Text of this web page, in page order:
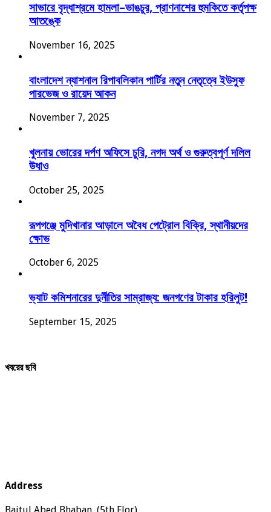
সাভারে বৃদ্ধাশ্রমে হামলা–ভাঙচুর, প্রাণনাশের হুমকিতে কর্তৃপক্ষ
আতঙ্কে
November 16, 2025
বাংলাদেশ ন্যাশনাল রিপাবলিকান পার্টির নতুন নেতৃত্বে ইউসুফ
পারভেজ ও রায়েদ আকন
November 7, 2025
খুলনায় ভোরের দর্পণ অফিসে চুরি, নগদ অর্থ ও গুরুত্বপূর্ণ দলিল
উধাও
October 25, 2025
রূপগঞ্জে মুদিখানার আড়ালে অবৈধ পেট্রোল বিক্রি, স্থানীয়দের
ক্ষোভ
October 6, 2025
ভ্যাট কমিশনারের দুর্নীতির সাম্রাজ্য: জনগণের টাকার হরিলুট!
September 15, 2025
খবরের ছবি
Address